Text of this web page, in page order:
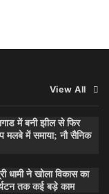
View All
में बनी झील से फिर
मलबे में समाया; नौ सैनिक
धामी ने खोला विकास का
तक कई बड़े काम